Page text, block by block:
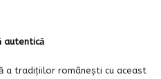
autentică
a tradițiilor românești cu aceast